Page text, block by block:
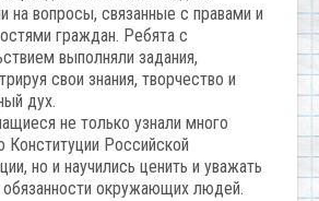
на вопросы, связанные с правами и
граждан. Ребята с
выполняли задания,
свои знания, творчество и
дух.
не только узнали много
Конституции Российской
но и научились ценить и уважать
обязанности окружающих людей.